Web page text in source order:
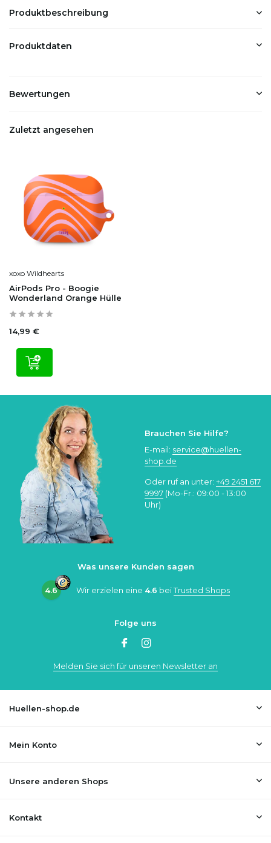
Produktbeschreibung
Produktdaten
Bewertungen
Zuletzt angesehen
xoxo Wildhearts
AirPods Pro - Boogie
Wonderland Orange Hülle
14,99 €
Brauchen Sie Hilfe?
E-mail: service@huellen-
shop.de
Oder ruf an unter: +49 2451 617
9997 (Mo-Fr.: 09:00 - 13:00
Uhr)
Was unsere Kunden sagen
4.6 Wir erzielen eine 4.6 beiTrusted Shops
Folge uns
Melden Sie sich für unseren Newsletter an
Huellen-shop.de
Mein Konto
Unsere anderen Shops
Kontakt